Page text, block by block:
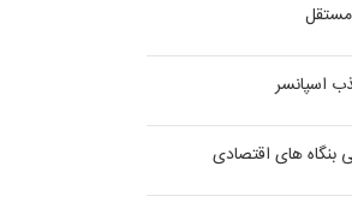
اسپانسر
بنگاه های اقتصادی